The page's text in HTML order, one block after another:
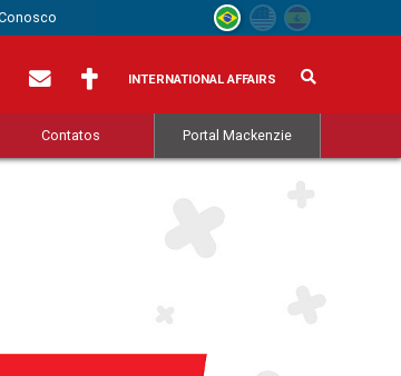
INTERNATIONAL AFFAIRS
Contatos Portal Mackenzie